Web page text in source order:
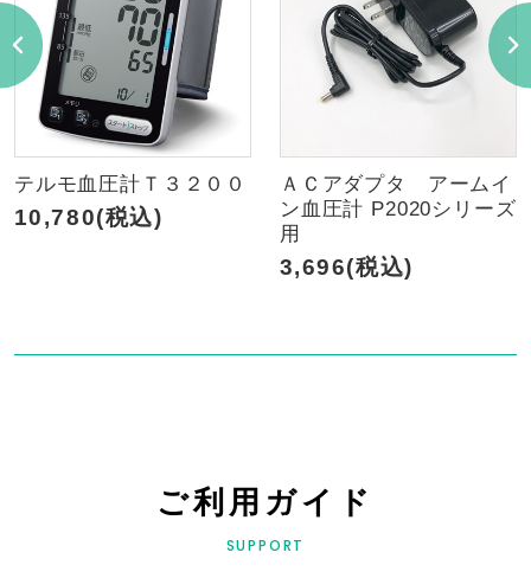
テルモ血圧計Ｔ３２００
10,780(税込)
ＡＣアダプタ アームイ
ン血圧計 P2020シリーズ
用
3,696(税込)
ご利用ガイド
SUPPORT